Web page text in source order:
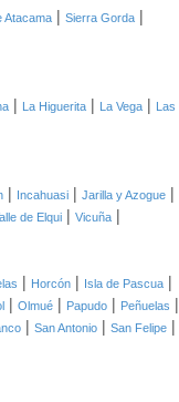
Atacama | Sierra Gorda |
| La Higuerita | La Vega | Las
| Incahuasi | Jarilla y Azogue |
de Elqui | Vicuña |
| Horcón | Isla de Pascua |
| Olmué | Papudo | Peñuelas |
| San Antonio | San Felipe |